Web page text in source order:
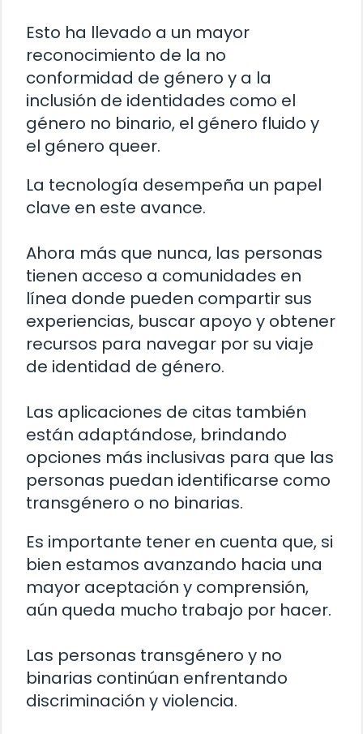
Esto ha llevado a un mayor
reconocimiento de la no
conformidad de género y a la
inclusión de identidades como el
género no binario, el género fluido y
el género queer.
La tecnología desempeña un papel
clave en este avance.
Ahora más que nunca, las personas
tienen acceso a comunidades en
línea donde pueden compartir sus
experiencias, buscar apoyo y obtener
recursos para navegar por su viaje
de identidad de género.
Las aplicaciones de citas también
están adaptándose, brindando
opciones más inclusivas para que las
personas puedan identificarse como
transgénero o no binarias.
Es importante tener en cuenta que, si
bien estamos avanzando hacia una
mayor aceptación y comprensión,
aún queda mucho trabajo por hacer.
Las personas transgénero y no
binarias continúan enfrentando
discriminación y violencia.